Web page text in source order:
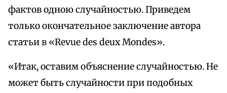
фактов одною случайностью. Приведем
только окончательное заключение автора
статьи в «Revue des deux Mondes».
«Итак, оставим объяснение случайностью. Не
может быть случайности при подобных